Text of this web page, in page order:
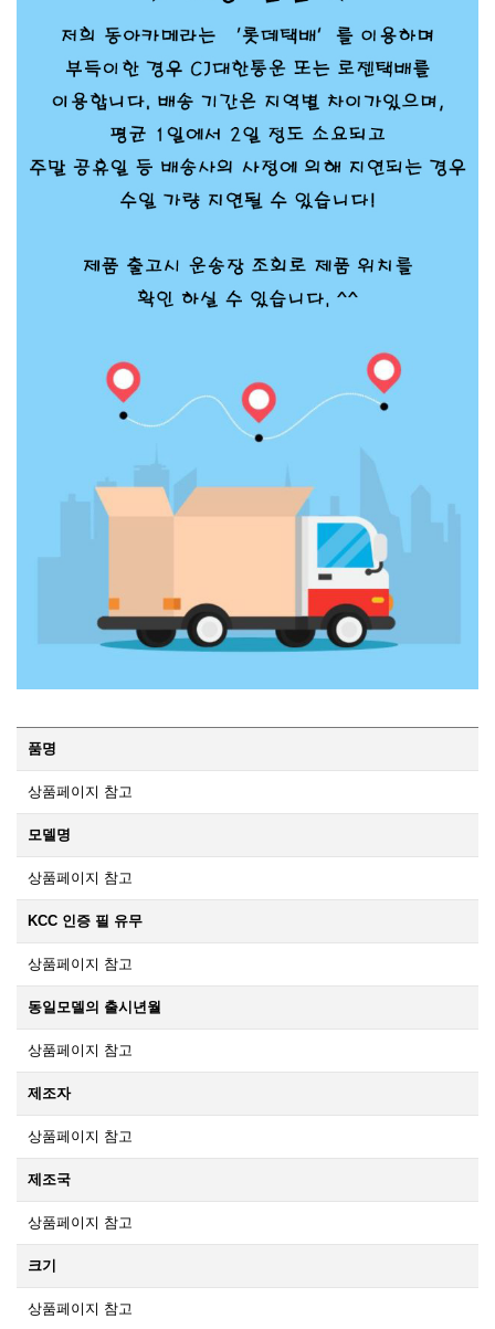
품명
상품페이지 참고
모델명
상품페이지 참고
KCC 인증 필 유무
상품페이지 참고
동일모델의 출시년월
상품페이지 참고
제조자
상품페이지 참고
제조국
상품페이지 참고
크기
상품페이지 참고